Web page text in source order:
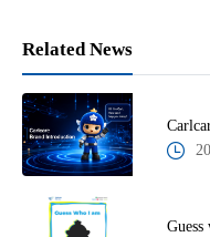
Related News